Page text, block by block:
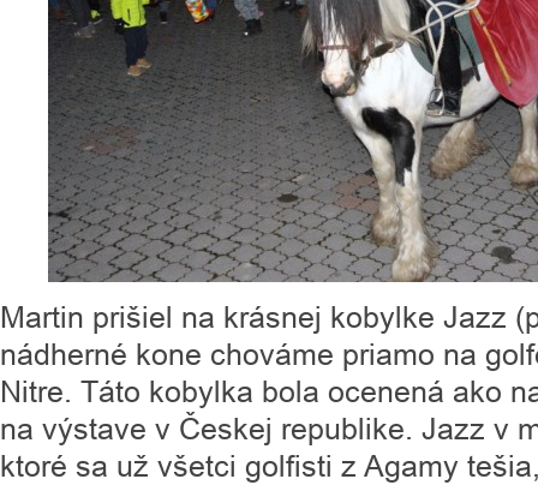
Martin prišiel na krásnej kobylke Jazz
nádherné kone chováme priamo na
Nitre. Táto kobylka bola ocenená ako
na výstave v Českej republike. Jazz v
ktoré sa už všetci golfisti z Agamy